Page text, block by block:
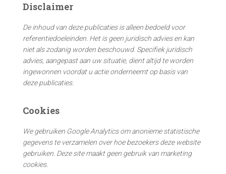
n
a
a
r
:
Disclaimer
De inhoud van deze publicaties is alleen bedoeld voor
referentiedoeleinden. Het is geen juridisch advies en kan
niet als zodanig worden beschouwd. Specifiek juridisch
advies, aangepast aan uw situatie, dient altijd te worden
ingewonnen voordat u actie onderneemt op basis van
deze publicaties.
Cookies
We gebruiken Google Analytics om anonieme statistische
gegevens te verzamelen over hoe bezoekers deze website
gebruiken. Deze site maakt geen gebruik van marketing
cookies.